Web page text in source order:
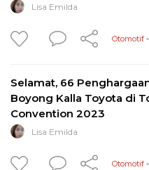
Lisa Emilda
Otomotif
Selamat, 66
Boyong Kalla Toyota di
Convention 2023
Lisa Emilda
Otomotif